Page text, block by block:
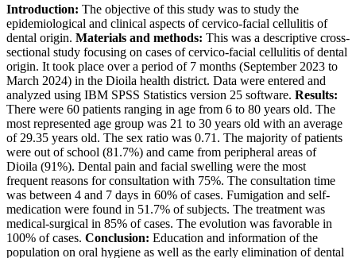
Introduction: The objective of this study was to study the
epidemiological and clinical aspects of cervico-facial cellulitis of
dental origin. Materials and methods: This was a descriptive cross-
sectional study focusing on cases of cervico-facial cellulitis of dental
origin. It took place over a period of 7 months (September 2023 to
March 2024) in the Dioila health district. Data were entered and
analyzed using IBM SPSS Statistics version 25 software. Results:
There were 60 patients ranging in age from 6 to 80 years old. The
most represented age group was 21 to 30 years old with an average
of 29.35 years old. The sex ratio was 0.71. The majority of patients
were out of school (81.7%) and came from peripheral areas of
Dioila (91%). Dental pain and facial swelling were the most
frequent reasons for consultation with 75%. The consultation time
was between 4 and 7 days in 60% of cases. Fumigation and self-
medication were found in 51.7% of subjects. The treatment was
medical-surgical in 85% of cases. The evolution was favorable in
100% of cases. Conclusion: Education and information of the
population on oral hygiene as well as the early elimination of dental